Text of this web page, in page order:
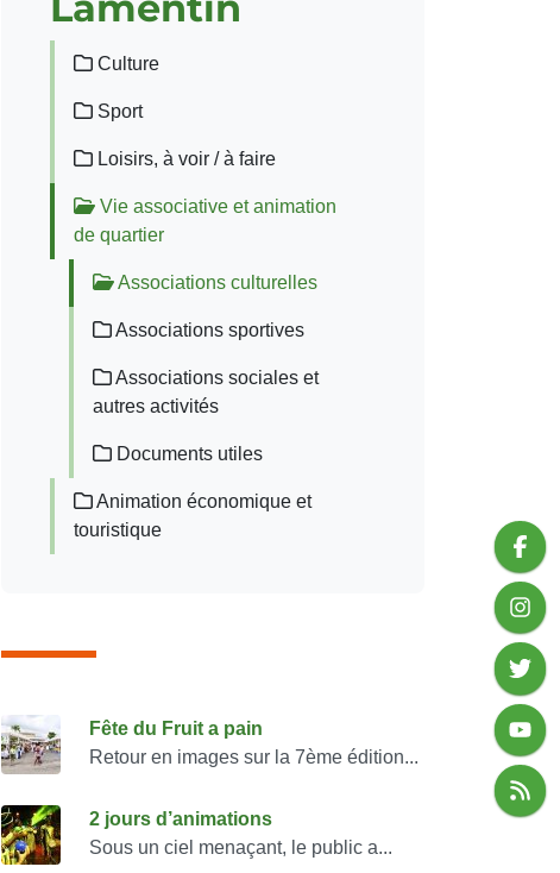
Culture
Sport
Loisirs, à voir / à faire
Vie associative et animation
de quartier
Associations culturelles
Associations sportives
Associations sociales et
autres activités
Documents utiles
Animation économique et
touristique
Consulter également
Fête du Fruit a pain
Retour en images sur la 7ème édition...
2 jours d’animations
Sous un ciel menaçant, le public a...